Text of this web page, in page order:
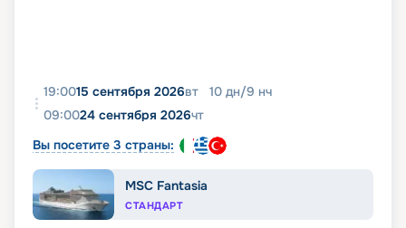
19:0015 сентября 2026вт 10 дн/9 нч
09:0024 сентября 2026чт
Вы посетите 3 страны:
MSC Fantasia
СТАНДАРТ